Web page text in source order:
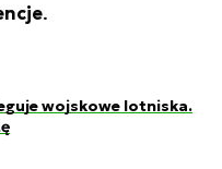
.
wojskowe lotniska.